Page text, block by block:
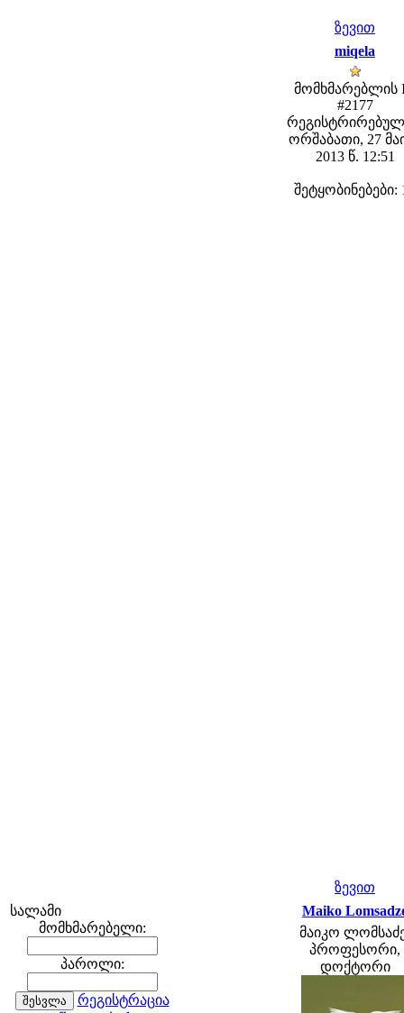
სალამი
მომხმარებელი:
პაროლი:
რეგისტრაცია
ზევით
miqela
მომხმარებლის
#2177
ორშაბათი, 27
2013 წ. 12:51
შეტყობინებები:
ზევით
Maiko
მაიკო
პროფესორი,
დოქტორი